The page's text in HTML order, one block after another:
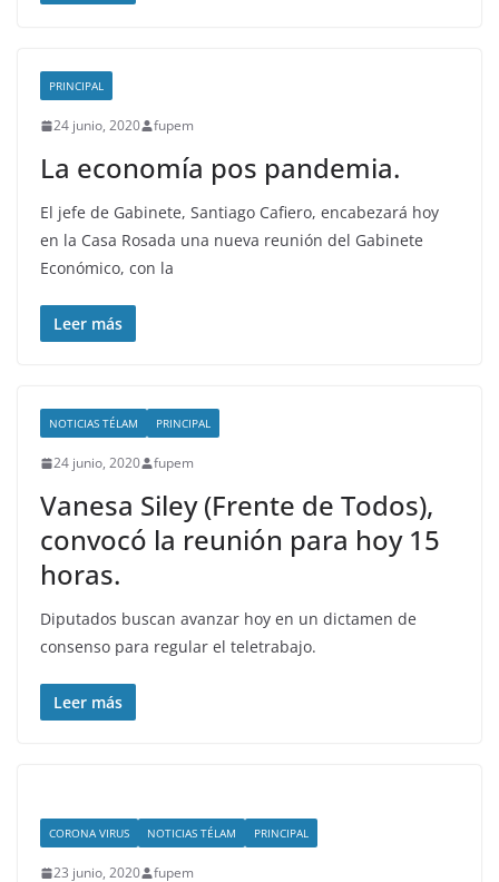
PRINCIPAL
24 junio, 2020 fupem
La economía pos pandemia.
El jefe de Gabinete, Santiago Cafiero, encabezará hoy
en la Casa Rosada una nueva reunión del Gabinete
Económico, con la
Leer más
NOTICIAS TÉLAM PRINCIPAL
24 junio, 2020 fupem
Vanesa Siley (Frente de Todos),
convocó la reunión para hoy 15
horas.
Diputados buscan avanzar hoy en un dictamen de
consenso para regular el teletrabajo.
Leer más
CORONA VIRUS NOTICIAS TÉLAM PRINCIPAL
23 junio, 2020 fupem